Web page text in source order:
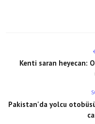
Kenti saran heyecan:
Pakistan'da yolcu